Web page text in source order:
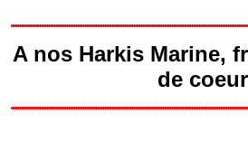
A nos Harkis Marine,
de coeur